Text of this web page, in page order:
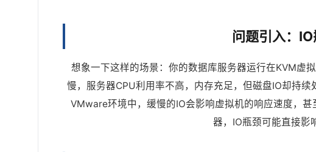
问题引入：
想象一下这样的场景：你的数据库服务器运行在KVM虚
慢，服务器CPU利用率不高，内存充足，但磁盘IO却持
VMware环境中，缓慢的IO会影响虚拟机的响应速度，
器，IO瓶颈可能直接影